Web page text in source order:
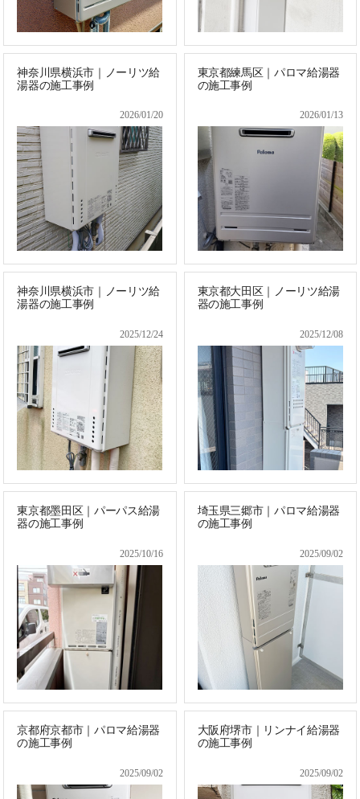
神奈川県横浜市｜ノーリツ給
湯器の施工事例
2026/01/20
東京都練馬区｜パロマ給湯器
の施工事例
2026/01/13
神奈川県横浜市｜ノーリツ給
湯器の施工事例
2025/12/24
東京都大田区｜ノーリツ給湯
器の施工事例
2025/12/08
東京都墨田区｜パーパス給湯
器の施工事例
2025/10/16
埼玉県三郷市｜パロマ給湯器
の施工事例
2025/09/02
京都府京都市｜パロマ給湯器
の施工事例
2025/09/02
大阪府堺市｜リンナイ給湯器
の施工事例
2025/09/02